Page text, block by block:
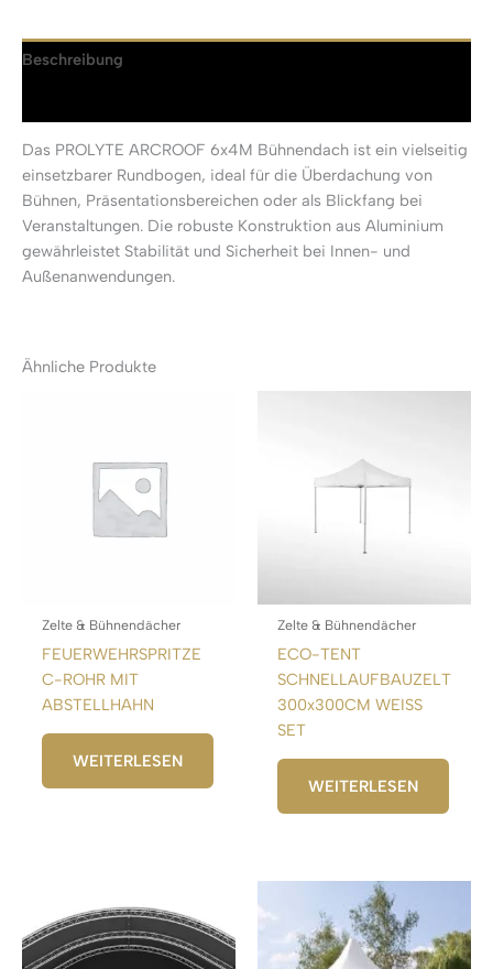
Beschreibung
Das PROLYTE ARCROOF 6x4M Bühnendach ist ein vielseitig
einsetzbarer Rundbogen, ideal für die Überdachung von
Bühnen, Präsentationsbereichen oder als Blickfang bei
Veranstaltungen. Die robuste Konstruktion aus Aluminium
gewährleistet Stabilität und Sicherheit bei Innen- und
Außenanwendungen.
Ähnliche Produkte
Zelte & Bühnendächer
FEUERWEHRSPRITZE
C-ROHR MIT
ABSTELLHAHN
WEITERLESEN
Zelte & Bühnendächer
ECO-TENT
SCHNELLAUFBAUZELT
300x300CM WEISS
SET
WEITERLESEN